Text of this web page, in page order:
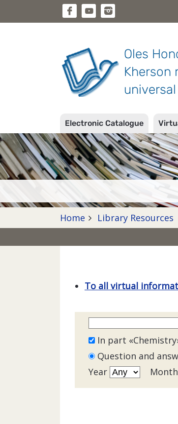
Oles
Kherson
Electronic Catalogue
Home Library Resources
To all virtual
In part
Question and
Year
Month